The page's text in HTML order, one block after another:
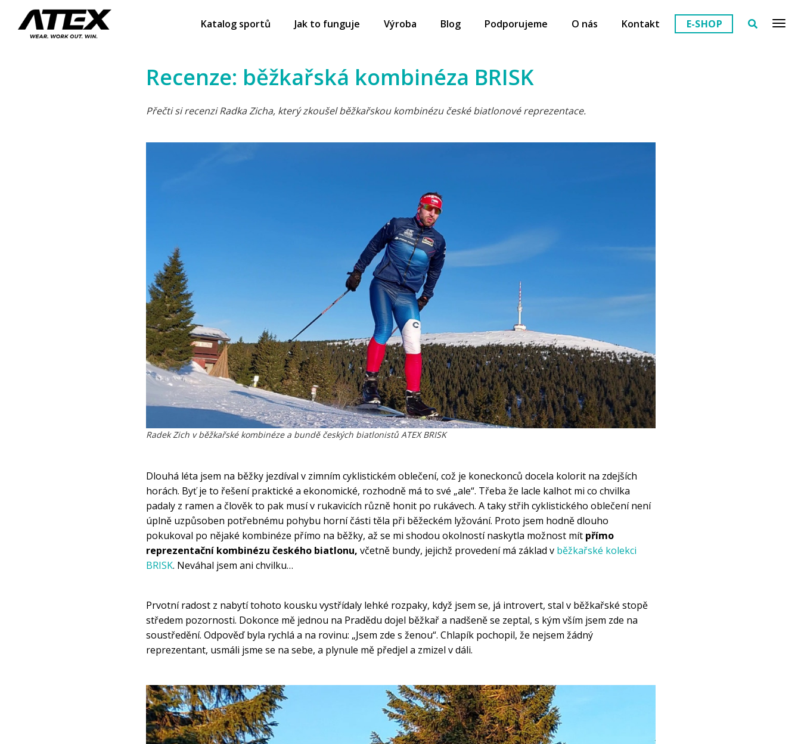
Katalog sportů Jak to funguje Výroba Blog Podporujeme O nás Kontakt E-SHOP
Recenze: běžkařská kombinéza BRISK
Přečti si recenzi Radka Zicha, který zkoušel běžkařskou kombinézu české biatlonové reprezentace.
Radek Zich v běžkařské kombinéze a bundě českých biatlonistů ATEX BRISK
Dlouhá léta jsem na běžky jezdíval v zimním cyklistickém oblečení, což je koneckonců docela kolorit na zdejších
horách. Byť je to řešení praktické a ekonomické, rozhodně má to své „ale“. Třeba že lacle kalhot mi co chvilka
padaly z ramen a člověk to pak musí v rukavicích různě honit po rukávech. A taky střih cyklistického oblečení není
úplně uzpůsoben potřebnému pohybu horní části těla při běžeckém lyžování. Proto jsem hodně dlouho
pokukoval po nějaké kombinéze přímo na běžky, až se mi shodou okolností naskytla možnost mít přímo
reprezentační kombinézu českého biatlonu, včetně bundy, jejichž provedení má základ vběžkařské kolekci
BRISK. Neváhal jsem ani chvilku…
Prvotní radost z nabytí tohoto kousku vystřídaly lehké rozpaky, když jsem se, já introvert, stal v běžkařské stopě
středem pozornosti. Dokonce mě jednou na Pradědu dojel běžkař a nadšeně se zeptal, s kým vším jsem zde na
soustředění. Odpověď byla rychlá a na rovinu: „Jsem zde s ženou“. Chlapík pochopil, že nejsem žádný
reprezentant, usmáli jsme se na sebe, a plynule mě předjel a zmizel v dáli.